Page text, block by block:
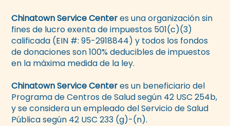
Chinatown Service Centeres una organización sin
fines de lucro exenta de impuestos 501(c)(3)
calificada (EIN #: 95-2918844) y todos los fondos
de donaciones son 100% deducibles de impuestos
en la máxima medida de la ley.
Chinatown Service Centeres un beneficiario del
Programa de Centros de Salud según 42 USC 254b,
y se considera un empleado del Servicio de Salud
Pública según 42 USC 233 (g)-(n).